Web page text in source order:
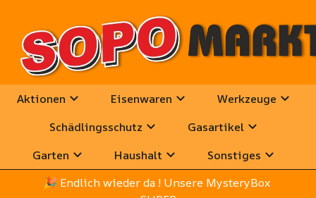
Aktionen Eisenwaren
Werkzeuge
Schädlingsschutz
Gasartikel
Garten
Haushalt
Sonstiges
🎉 Endlich wieder da ! Unsere MysteryBox